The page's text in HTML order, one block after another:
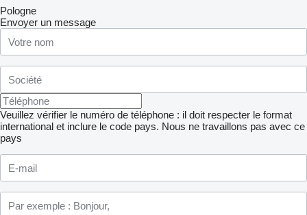
Pologne
Envoyer un message
Veuillez vérifier le numéro de téléphone : il doit respecter le format
international et inclure le code pays. Nous ne travaillons pas avec ce
pays